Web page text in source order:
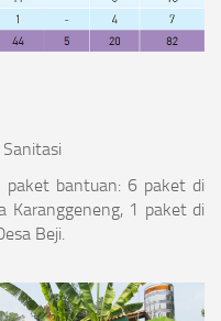
paket bantuan: 6 paket di
Karanggeneng, 1 paket di
Beji.